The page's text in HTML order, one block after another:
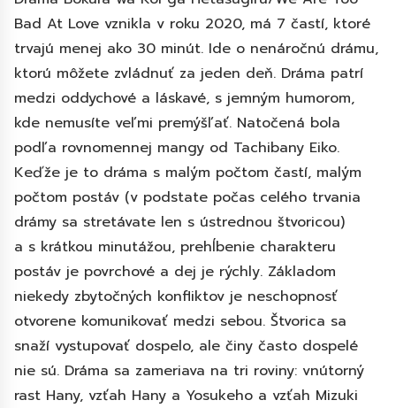
Bad At Love vznikla v roku 2020, má 7 častí, ktoré
trvajú menej ako 30 minút. Ide o nenáročnú drámu,
ktorú môžete zvládnuť za jeden deň. Dráma patrí
medzi oddychové a láskavé, s jemným humorom,
kde nemusíte veľmi premýšľať. Natočená bola
podľa rovnomennej mangy od Tachibany Eiko.
Keďže je to dráma s malým počtom častí, malým
počtom postáv (v podstate počas celého trvania
drámy sa stretávate len s ústrednou štvoricou)
a s krátkou minutážou, prehĺbenie charakteru
postáv je povrchové a dej je rýchly. Základom
niekedy zbytočných konfliktov je neschopnosť
otvorene komunikovať medzi sebou. Štvorica sa
snaží vystupovať dospelo, ale činy často dospelé
nie sú. Dráma sa zameriava na tri roviny: vnútorný
rast Hany, vzťah Hany a Yosukeho a vzťah Mizuki